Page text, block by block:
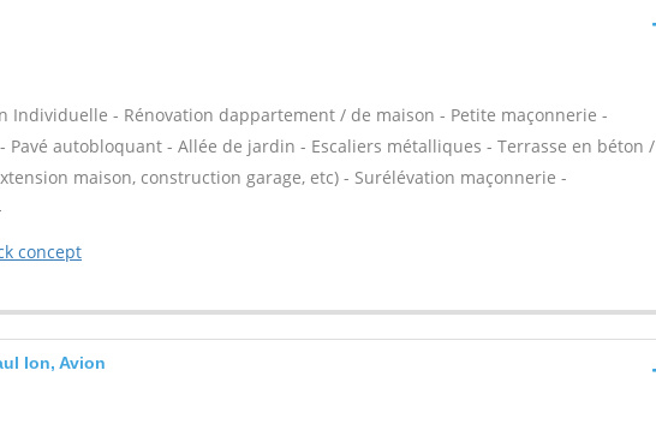
Individuelle - Rénovation dappartement / de maison - Petite maçonnerie -
Pavé autobloquant - Allée de jardin - Escaliers métalliques - Terrasse en béton /
maison, construction garage, etc) - Surélévation maçonnerie -
concept
Ion, Avion